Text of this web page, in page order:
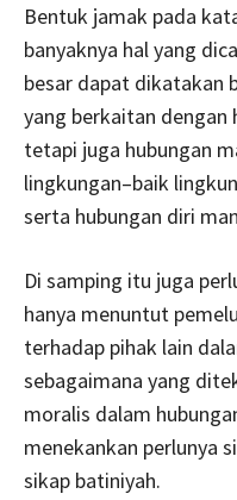
Bentuk jamak pada
banyaknya hal yang
besar dapat dikatakan
yang berkaitan dengan
tetapi juga hubungan
lingkungan–baik
serta hubungan diri
Di samping itu juga
hanya menuntut
terhadap pihak lain
sebagaimana yang
moralis dalam
menekankan perlunya
sikap batiniyah.